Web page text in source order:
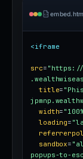
<iframe
src= "https://
title=
width=
loading=
sandbox=
popups-to-